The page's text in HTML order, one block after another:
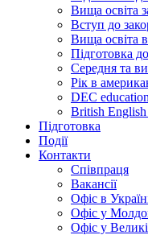
Вища освіта
Вступ до
Вища освіта
Підготовка
Середня та
Рік в
DEC
British
Підготовка
Події
Контакти
Співпраця
Вакансії
Офіс в
Офіс у
Офіс у